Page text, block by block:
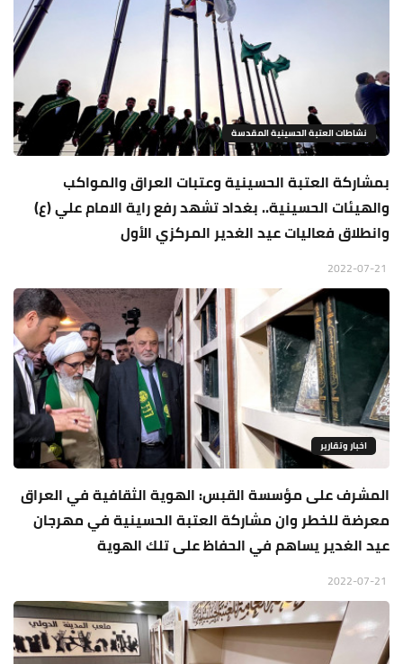
نشاطات العتبة الحسينية المقدسة
بمشاركة العتبة الحسينية وعتبات العراق والمواكب
والهيئات الحسينية.. بغداد تشهد رفع راية الامام علي (ع)
وانطلاق فعاليات عيد الغدير المركزي الأول
اخبار وتقارير
المشرف على مؤسسة القبس: الهوية الثقافية في العراق
معرضة للخطر وان مشاركة العتبة الحسينية في مهرجان
عيد الغدير يساهم في الحفاظ على تلك الهوية